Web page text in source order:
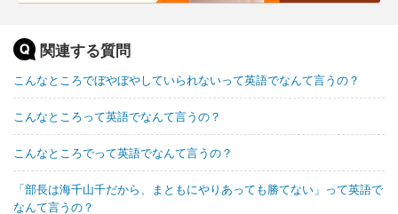
関連する質問
こんなところでぼやぼやしていられないって英語でなんて言うの？
こんなところって英語でなんて言うの？
こんなところでって英語でなんて言うの？
「部長は海千山千だから、まともにやりあっても勝てない」って英語で
なんて言うの？